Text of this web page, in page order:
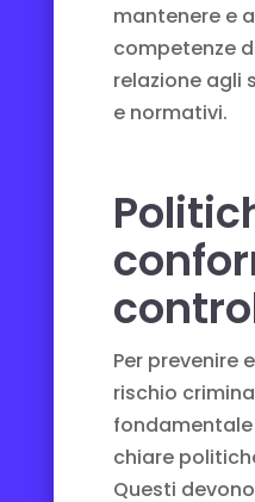
mantenere e
competenze
relazione agli
e normativi.
Per prevenire
rischio
chiare
Questi